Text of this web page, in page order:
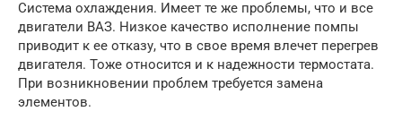
Система охлаждения. Имеет те же проблемы, что и все
двигатели ВАЗ. Низкое качество исполнение помпы
приводит к ее отказу, что в свое время влечет перегрев
двигателя. Тоже относится и к надежности термостата.
При возникновении проблем требуется замена
элементов.